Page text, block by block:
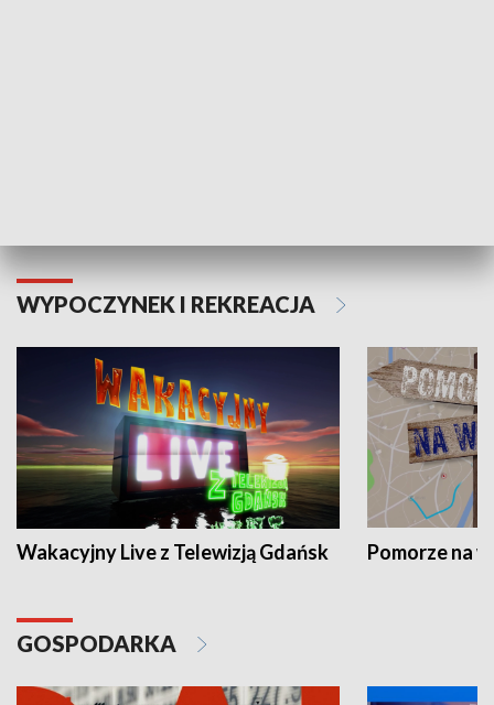
WYPOCZYNEK I REKREACJA
Wakacyjny Live z Telewizją Gdańsk Pomorze na
GOSPODARKA